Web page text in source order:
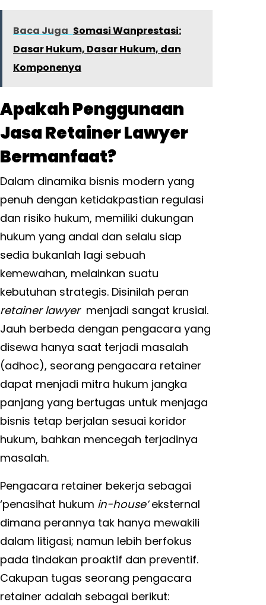
Baca Juga Somasi Wanprestasi:
Dasar Hukum, Dasar Hukum, dan
Komponenya
Apakah Penggunaan
Jasa Retainer Lawyer
Bermanfaat?
Dalam dinamika bisnis modern yang
penuh dengan ketidakpastian regulasi
dan risiko hukum, memiliki dukungan
hukum yang andal dan selalu siap
sedia bukanlah lagi sebuah
kemewahan, melainkan suatu
kebutuhan strategis. Disinilah peran
retainer lawyermenjadi sangat krusial.
Jauh berbeda dengan pengacara yang
disewa hanya saat terjadi masalah
(adhoc), seorang pengacara retainer
dapat menjadi mitra hukum jangka
panjang yang bertugas untuk menjaga
bisnis tetap berjalan sesuai koridor
hukum, bahkan mencegah terjadinya
masalah.
Pengacara retainer bekerja sebagai
‘penasihat hukum in-house’eksternal
dimana perannya tak hanya mewakili
dalam litigasi; namun lebih berfokus
pada tindakan proaktif dan preventif.
Cakupan tugas seorang pengacara
retainer adalah sebagai berikut: